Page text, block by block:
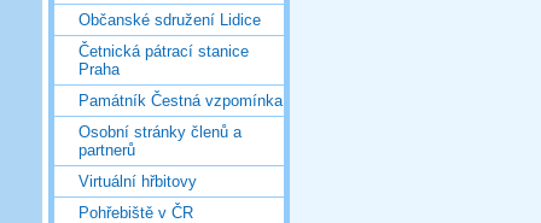
Občanské sdružení Lidice
Četnická pátrací stanice
Praha
Památník Čestná vzpomínka
Osobní stránky členů a
partnerů
Virtuální hřbitovy
Pohřebiště v ČR